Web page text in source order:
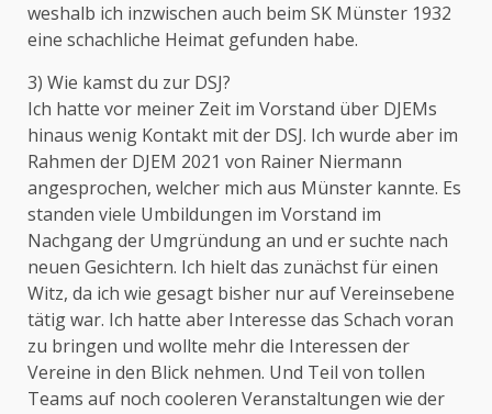
weshalb ich inzwischen auch beim SK Münster 1932
eine schachliche Heimat gefunden habe.
3) Wie kamst du zur DSJ?
Ich hatte vor meiner Zeit im Vorstand über DJEMs
hinaus wenig Kontakt mit der DSJ. Ich wurde aber im
Rahmen der DJEM 2021 von Rainer Niermann
angesprochen, welcher mich aus Münster kannte. Es
standen viele Umbildungen im Vorstand im
Nachgang der Umgründung an und er suchte nach
neuen Gesichtern. Ich hielt das zunächst für einen
Witz, da ich wie gesagt bisher nur auf Vereinsebene
tätig war. Ich hatte aber Interesse das Schach voran
zu bringen und wollte mehr die Interessen der
Vereine in den Blick nehmen. Und Teil von tollen
Teams auf noch cooleren Veranstaltungen wie der